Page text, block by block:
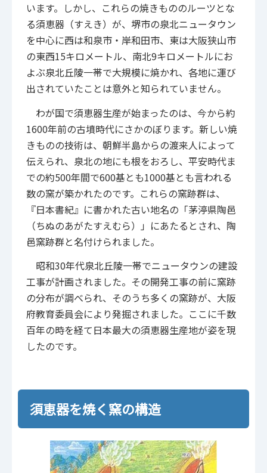
います。しかし、これらの焼きもののルーツとな
る須恵器（すえき）が、堺市の泉北ニュータウン
を中心に西は和泉市・岸和田市、東は大阪狭山市
の東西15キロメートル、南北9キロメートルにお
よぶ泉北丘陵一帯で大規模に焼かれ、各地に運び
出されていたことは意外と知られていません。
わが国で須恵器生産が始まったのは、今から約
1600年前の古墳時代にさかのぼります。新しい焼
きものの技術は、朝鮮半島からの渡来人によって
伝えられ、泉北の地にも根をおろし、平安時代ま
での約500年間で600基とも1000基とも言われる
数の窯が築かれたのです。これらの窯跡群は、
『日本書紀』に書かれた古い地名の「茅渟県陶邑
（ちぬのあがたすえむら）」にあたるとされ、陶
邑窯跡群と名付けられました。
昭和30年代泉北丘陵一帯でニュータウンの建設
工事が計画されました。その開発工事の前に窯跡
の分布が調べられ、そのうち多くの窯跡が、大阪
府教育委員会により発掘されました。ここに千数
百年の時を経て日本最大の須恵器生産地が姿を現
したのです。
須恵器を焼く窯の構造